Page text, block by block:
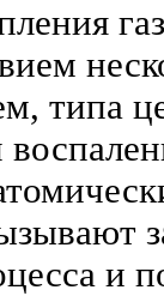
типа
и